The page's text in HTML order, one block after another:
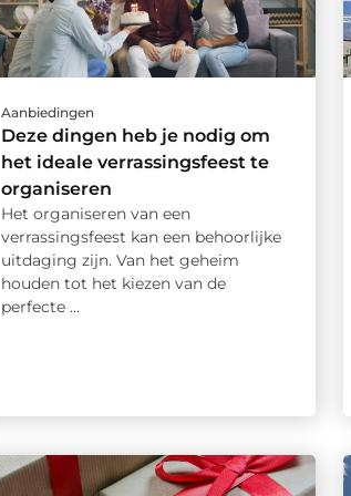
Aanbiedingen
Deze dingen heb je nodig om
het ideale verrassingsfeest te
organiseren
Het organiseren van een
verrassingsfeest kan een behoorlijke
uitdaging zijn. Van het geheim
houden tot het kiezen van de
perfecte ...